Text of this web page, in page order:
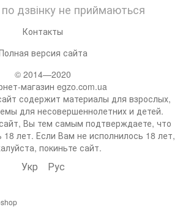
дзвінку не приймаються
Контакты
версия сайта
© 2014—2020
магазин egzo.com.ua
содержит материалы для взрослых,
для несовершеннолетних и детей.
Вы тем самым подтверждаете, что
лет. Если Вам не исполнилось 18 лет,
покиньте сайт.
Укр Рус